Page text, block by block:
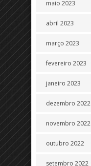
maio 2023
abril 2023
março 2023
fevereiro 2023
janeiro 2023
dezembro 2022
novembro 2022
outubro 2022
setembro 2022